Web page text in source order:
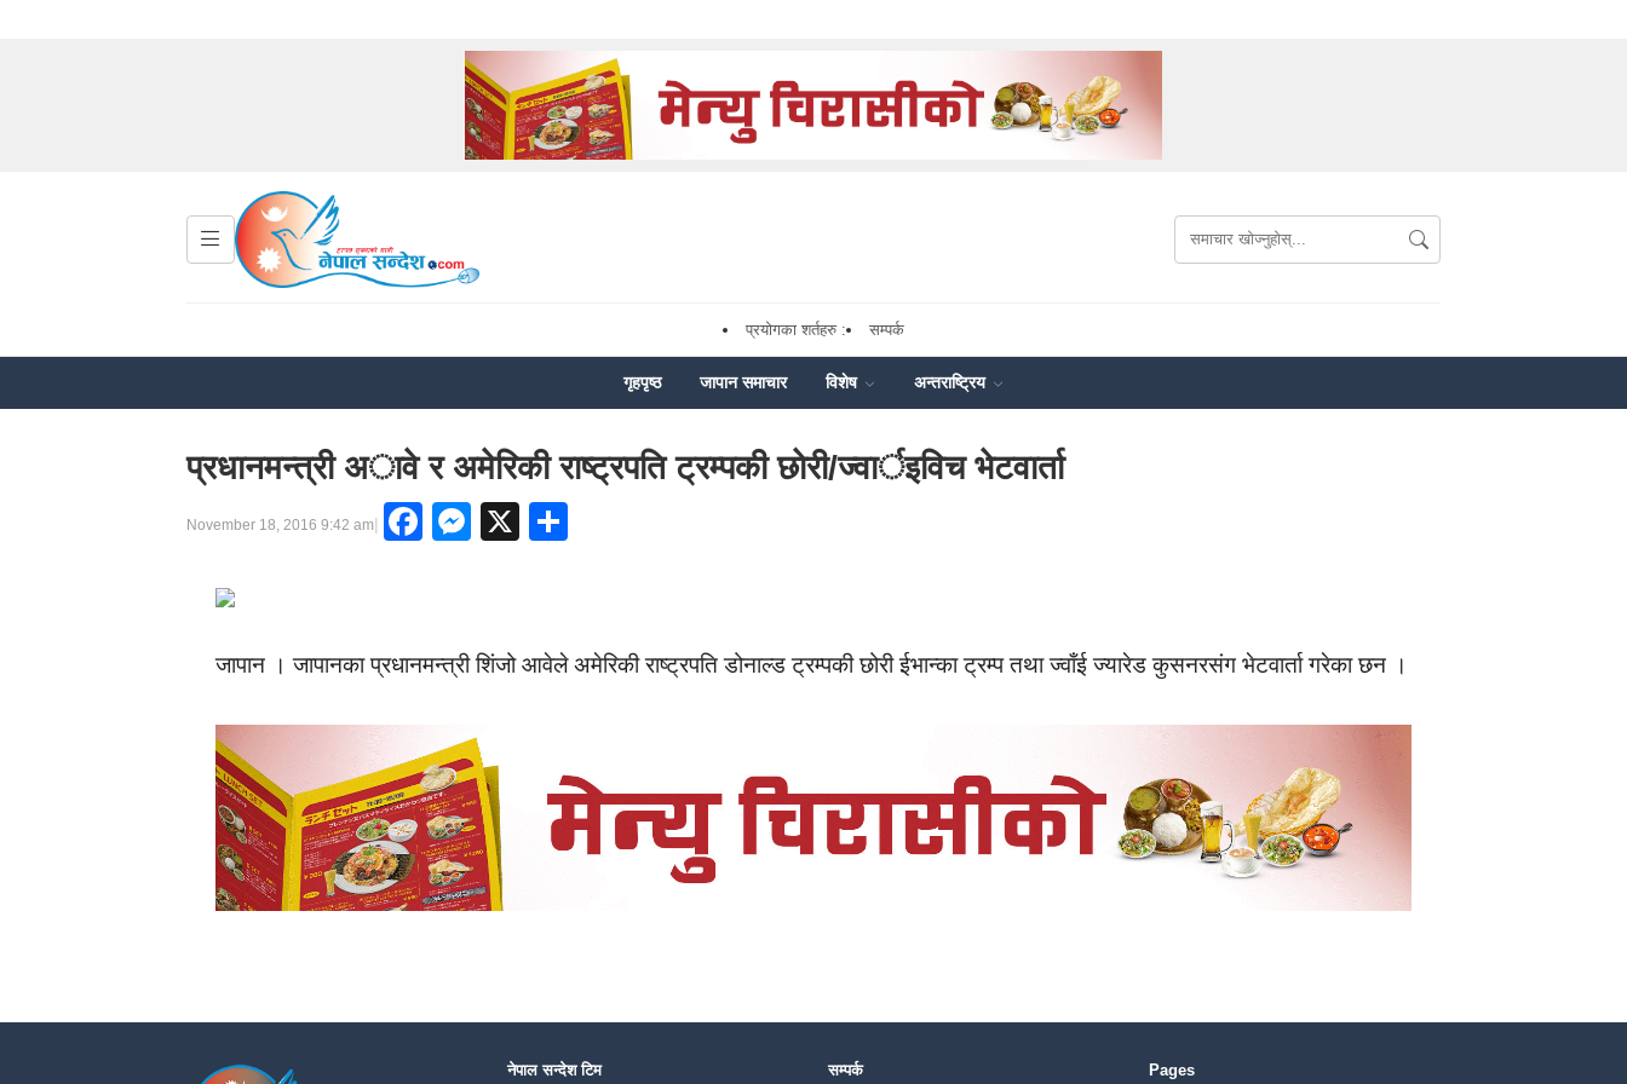
प्रयोगका शर्तहरु : सम्पर्क
गृहपृष्ठ जापान समाचार विशेष अन्तराष्ट्रिय
प्रधानमन्त्री अावे र अमेरिकी राष्ट्रपति ट्रम्पकी छाेरी/ज्वार्इविच भेटवार्ता
November 18, 2016 9:42 am| Facebook
Messenger
X
जापान । जापानका प्रधानमन्त्री शिंजो आवेले अमेरिकी राष्ट्रपति डोनाल्ड ट्रम्पकी छोरी ईभान्का ट्रम्प तथा ज्वाँई ज्यारेड कुसनरसंग भेटवार्ता गरेका छन ।
नेपाल सन्देश टिम सम्पर्क Pages